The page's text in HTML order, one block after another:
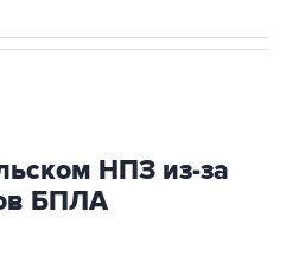
НПЗ из-за
БПЛА